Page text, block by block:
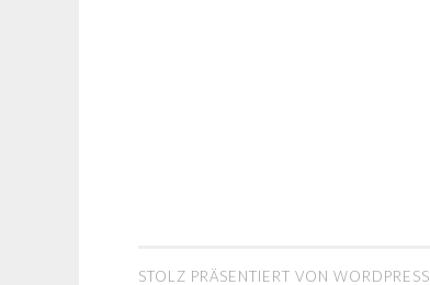
STOLZ PRÄSENTIERT VON WORDPRESS